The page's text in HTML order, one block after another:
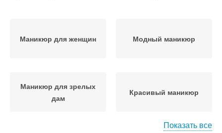
Маникюр для женщин Модный маникюр
Маникюр для зрелых
дам
Красивый маникюр
Показать все